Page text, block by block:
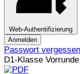
Web-Authentifizierung
Anmelden
Passwort
D1-Klasse